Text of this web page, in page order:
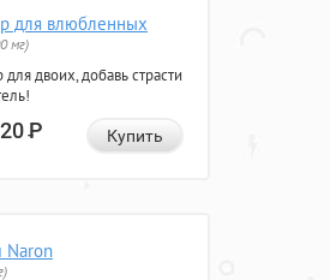
для влюбленных
мг)
для двоих, добавь страсти
Р Купить
Naron